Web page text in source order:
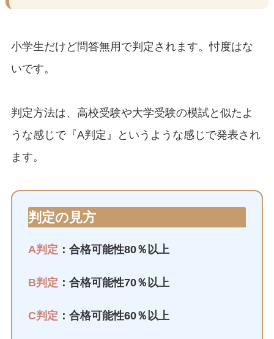
小学生だけど問答無用で判定されます。忖度はな
いです。
判定方法は、高校受験や大学受験の模試と似たよ
うな感じで『A判定』というような感じで発表され
ます。
判定の見方
A判定 ：合格可能性80％以上
B判定 ：合格可能性70％以上
C判定 ：合格可能性60％以上